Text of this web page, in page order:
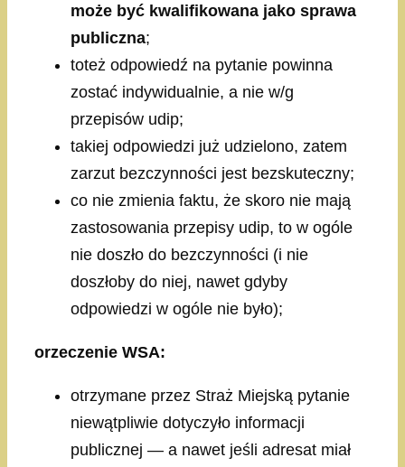
może być kwalifikowana jako sprawa
publiczna;
toteż odpowiedź na pytanie powinna
zostać indywidualnie, a nie w/g
przepisów udip;
takiej odpowiedzi już udzielono, zatem
zarzut bezczynności jest bezskuteczny;
co nie zmienia faktu, że skoro nie mają
zastosowania przepisy udip, to w ogóle
nie doszło do bezczynności (i nie
doszłoby do niej, nawet gdyby
odpowiedzi w ogóle nie było);
orzeczenie WSA:
otrzymane przez Straż Miejską pytanie
niewątpliwie dotyczyło informacji
publicznej — a nawet jeśli adresat miał